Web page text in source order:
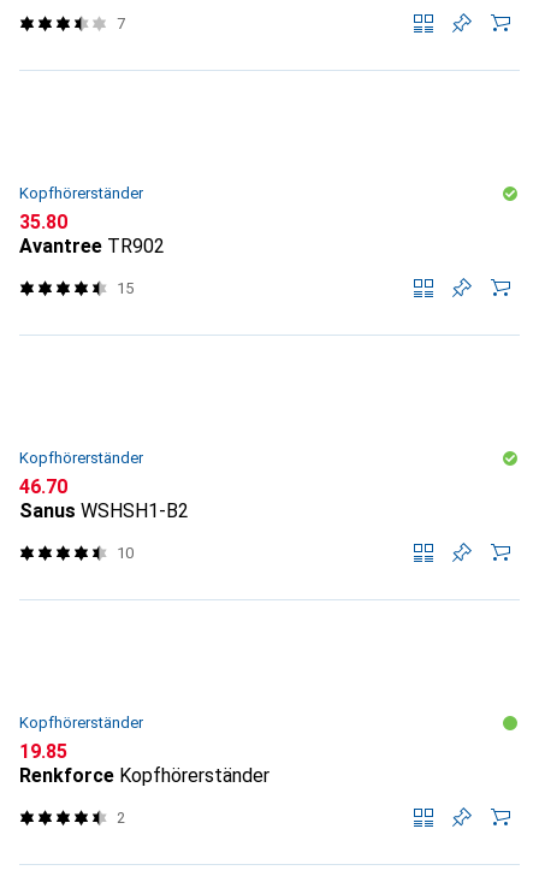
7
Kopfhörerständer
CHF
35.80
Avantree TR902
15
Kopfhörerständer
CHF
46.70
Sanus WSHSH1-B2
10
Kopfhörerständer
CHF
19.85
Renkforce Kopfhörerständer
2